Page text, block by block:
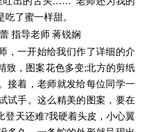
了蜜一样甜。
指导老师 蒋锐娴
，一开始给我们作了详细的介
致，图案花色多变;北方的剪纸
接着，老师就发给每位同学一
试手。这么精美的图案，要在
登天还难?我硬着头皮，小心翼